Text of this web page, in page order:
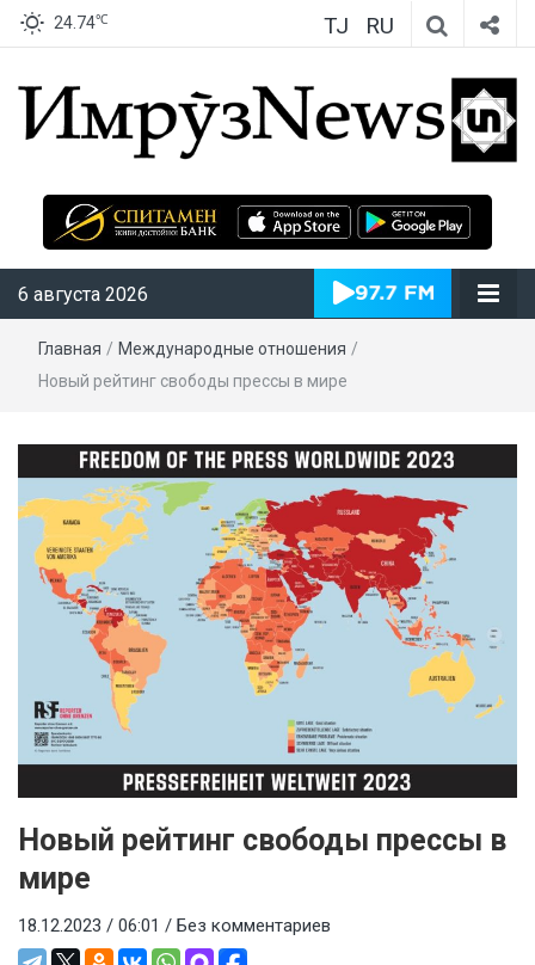
24.74℃ TJ RU
ИмрӯзNews
6 августа 2026
Главная / Международные отношения /
Новый рейтинг свободы прессы в мире
Новый рейтинг свободы прессы в
мире
18.12.2023 / 06:01 / Без комментариев